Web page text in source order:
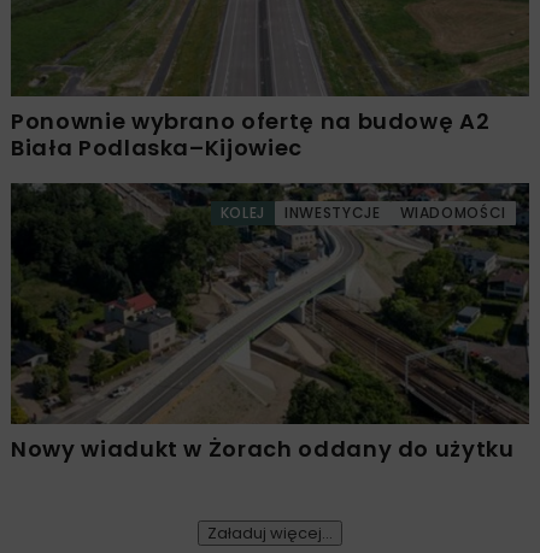
Ponownie wybrano ofertę na budowę A2
Biała Podlaska–Kijowiec
KOLEJ INWESTYCJE WIADOMOŚCI
Nowy wiadukt w Żorach oddany do użytku
Załaduj więcej...